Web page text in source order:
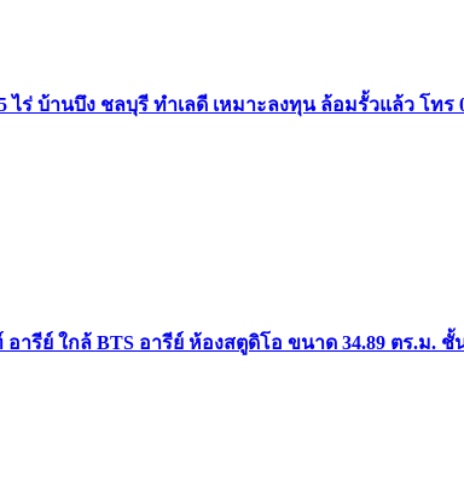
ร่ บ้านบึง ชลบุรี ทำเลดี เหมาะลงทุน ล้อมรั้วแล้ว โทร
ารีย์ ใกล้ BTS อารีย์ ห้องสตูดิโอ ขนาด 34.89 ตร.ม. ชั้น